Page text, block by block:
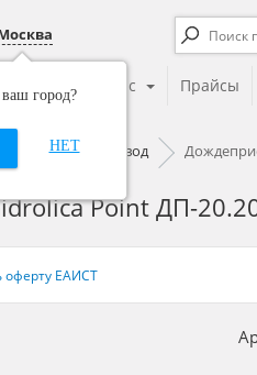
город?
НЕТ
О нас Прайсы
водоотвод
Point ДП-
оферту ЕАИСТ